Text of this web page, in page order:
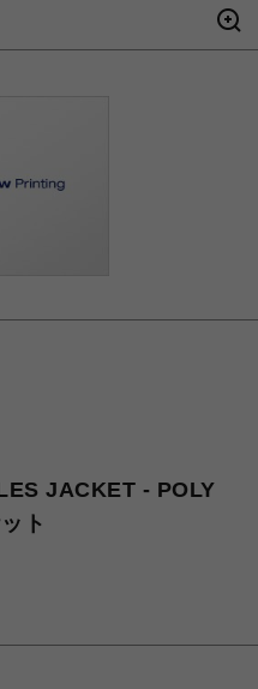
JACKET - POLY
ト